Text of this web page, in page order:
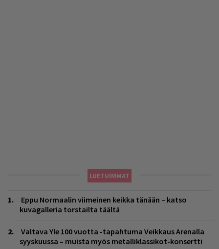
LUETUIMMAT
Eppu Normaalin viimeinen keikka tänään – katso
kuvagalleria torstailta täältä
Valtava Yle 100 vuotta -tapahtuma Veikkaus Arenalla
syyskuussa – muista myös metalliklassikot-konsertti